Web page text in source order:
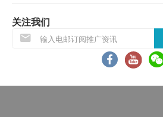
空气净化率 CADR: 40立方米/
负离子: 1000万
HEPA 99.95% 3M抗菌布
单上的货品，健康网购
受该订单，并且会于送货前透
关注我们